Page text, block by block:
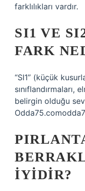
farklılıkları vardır.
SI1 VE
FARK
“SI1” (küçük
sınıflandırmaları,
belirgin olduğu
IYIDIR?